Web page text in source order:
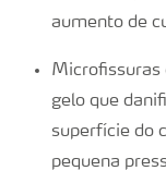
aumento de
Microfissuras
gelo que
superfície do
pequena